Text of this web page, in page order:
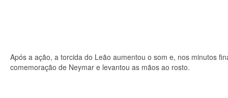
Após a ação, a torcida do Leão aumentou o som e, nos minutos
comemoração de Neymar e levantou as mãos ao rosto.